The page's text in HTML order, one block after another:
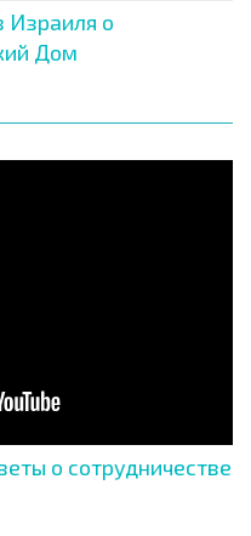
Израиля о
Дом
о сотрудничестве